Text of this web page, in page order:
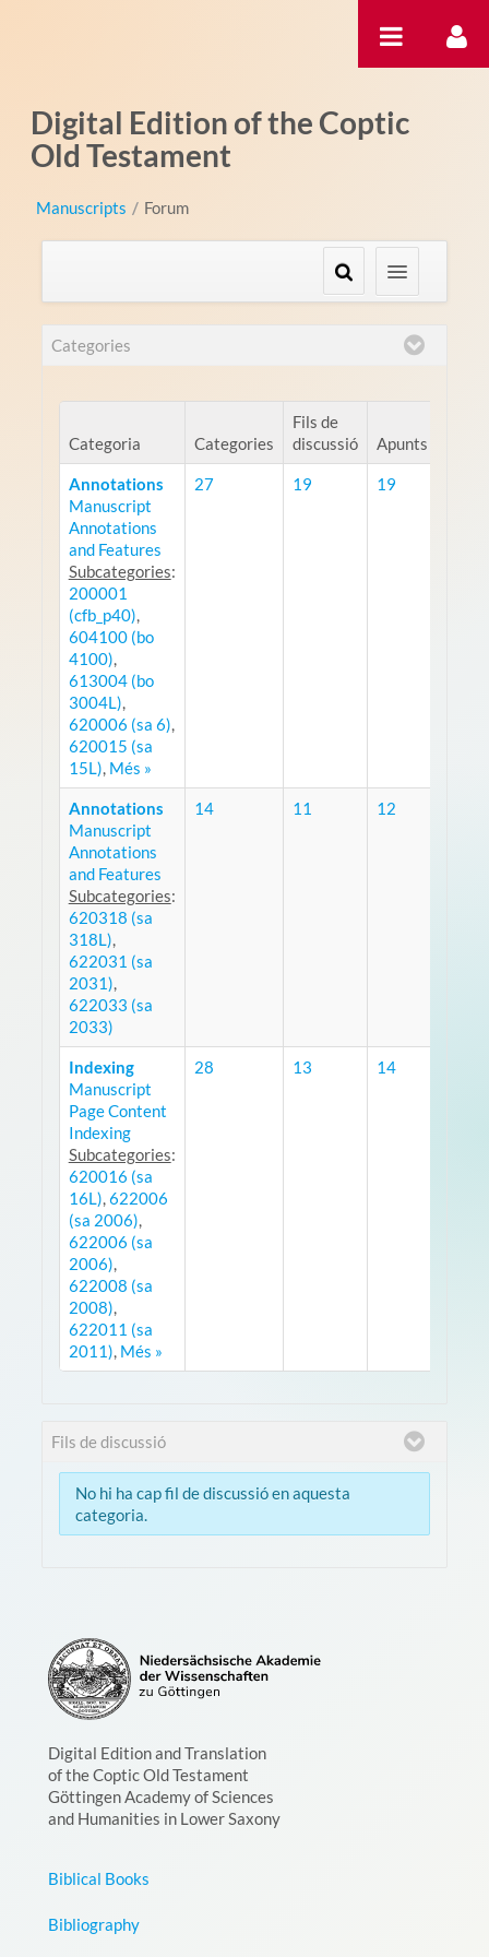
Digital Edition of the Coptic
Old Testament
Manuscripts / Forum
Categories
Categoria Categories
Fils de
discussió
Apunts
Annotations
Manuscript
Annotations
and Features
Subcategories:
200001
(cfb_p40),
604100 (bo
4100),
613004 (bo
3004L),
620006 (sa 6),
620015 (sa
15L), Més »
27 19
19
Annotations
Manuscript
Annotations
and Features
Subcategories:
620318 (sa
318L),
622031 (sa
2031),
622033 (sa
2033)
14 11
12
Indexing
Manuscript
Page Content
Indexing
Subcategories:
620016 (sa
16L),622006
(sa 2006),
622006 (sa
2006),
622008 (sa
2008),
622011 (sa
2011), Més »
28 13
14
Fils de discussió
No hi ha cap fil de discussió en aquesta
categoria.
Digital Edition and Translation
of the Coptic Old Testament
Göttingen Academy of Sciences
and Humanities in Lower Saxony
Biblical Books
Bibliography